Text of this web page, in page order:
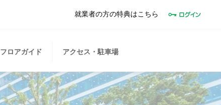
就業者の方の特典はこちら
フロアガイド アクセス・駐車場